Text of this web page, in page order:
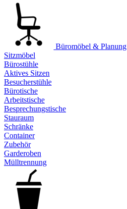
Büromöbel & Planung
Sitzmöbel
Bürostühle
Aktives Sitzen
Besucherstühle
Bürotische
Arbeitstische
Besprechungstische
Stauraum
Schränke
Container
Zubehör
Garderoben
Mülltrennung